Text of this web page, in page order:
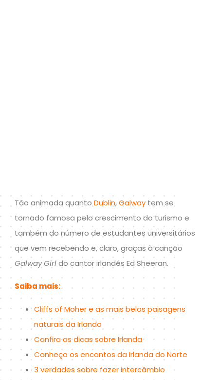
Tão animada quanto Dublin,Galway tem se
tornado famosa pelo crescimento do turismo e
também do número de estudantes universitários
que vem recebendo e, claro, graças à canção
Galway Girldo cantor irlandês Ed Sheeran.
Saiba mais:
Cliffs of Moher e as mais belas paisagens
naturais da Irlanda
Confira as dicas sobre Irlanda
Conheça os encantos da Irlanda do Norte
3 verdades sobre fazer intercâmbio